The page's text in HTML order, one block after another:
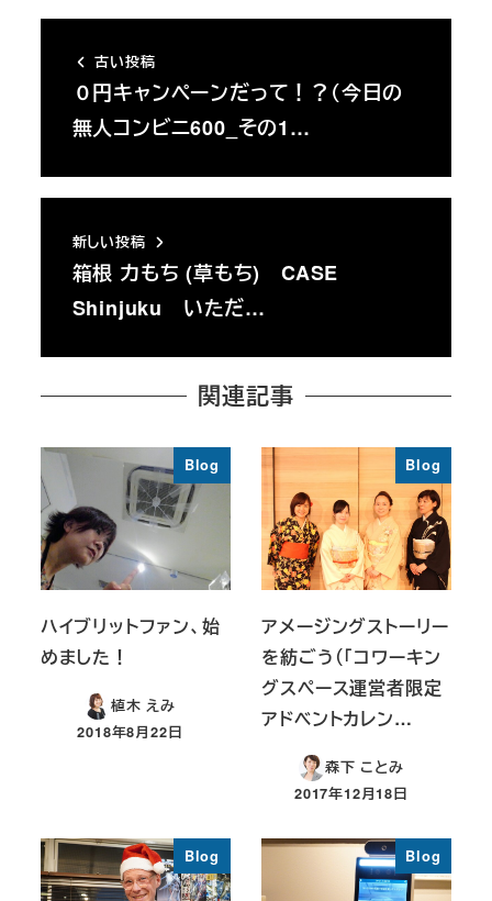
古い投稿
０円キャンペーンだって！？（今日の
無人コンビニ600_その1…
新しい投稿
箱根 力もち (草もち) CASE
Shinjuku いただ…
関連記事
Blog
ハイブリットファン、始
めました！
植木 えみ
投稿日
2018年8月22日
Blog
アメージングストーリー
を紡ごう（「コワーキン
グスペース運営者限定
アドベントカレン…
森下 ことみ
投稿日
2017年12月18日
Blog Blog